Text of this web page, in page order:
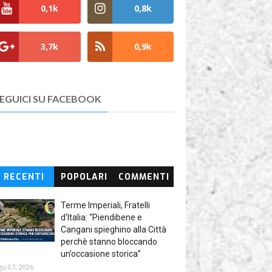
0,1k 0,8k
3,7k 0,9k
SU FACEBOOK
RECENTI POPOLARI COMMENTI
Terme Imperiali, Fratelli
d'Italia: “Piendibene e
Cangani spieghino alla Città
perchè stanno bloccando
un’occasione storica”
07, 2026